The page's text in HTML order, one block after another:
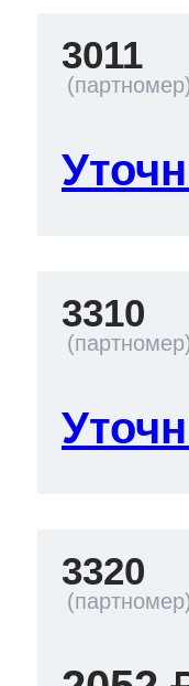
3011
3310
3320